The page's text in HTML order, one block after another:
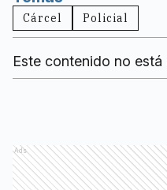
Cárcel Policial
Este contenido no
Ads